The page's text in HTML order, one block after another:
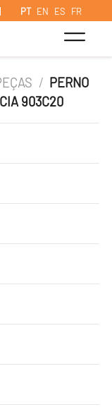
PT EN ES FR
/ PERNO
903C20